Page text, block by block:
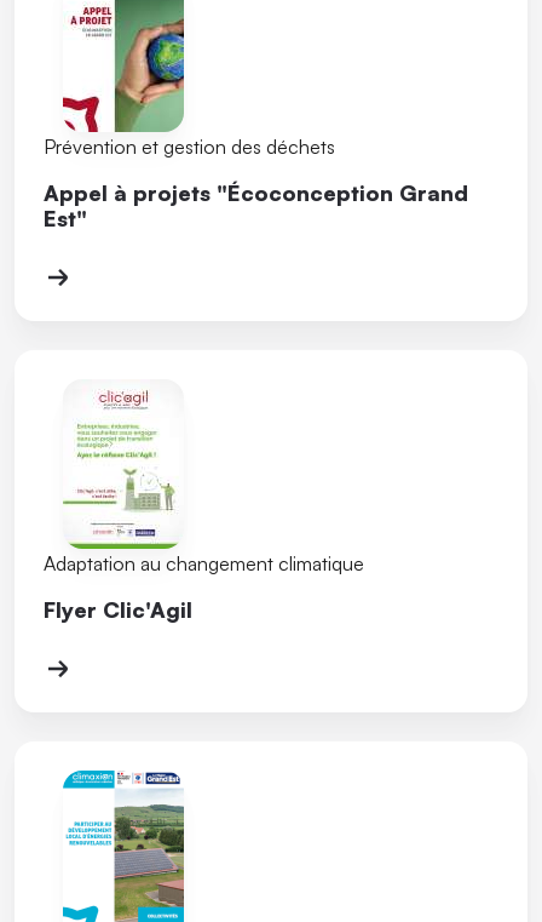
Prévention et gestion des déchets
Appel à projets "Écoconception Grand
Est"
Adaptation au changement climatique
Flyer Clic'Agil